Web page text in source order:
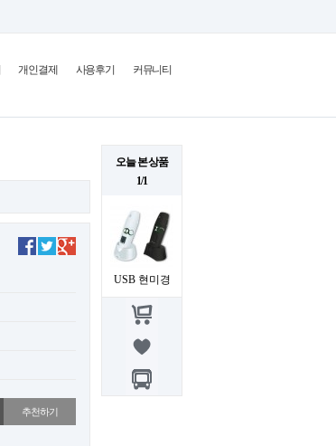
개인결제 사용후기 커뮤니티
오늘 본 상품
1/1
USB 현미경
추천하기